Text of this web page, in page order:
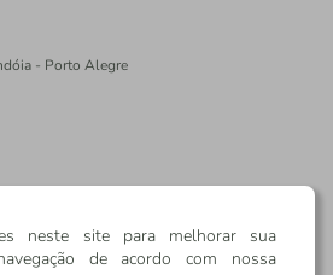
- Porto Alegre
neste site para melhorar sua
de acordo com nossa